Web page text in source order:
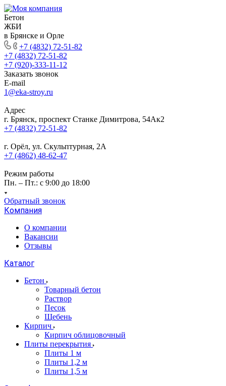
Бетон
ЖБИ
в Брянске и Орле
+7 (4832) 72-51-82
+7 (4832) 72-51-82
+7 (920)-333-11-12
Заказать звонок
E-mail
1@eka-stroy.ru
Адрес
г. Брянск, проспект Станке Димитрова, 54Ак2
+7 (4832) 72-51-82
г. Орёл, ул. Скульптурная, 2А
+7 (4862) 48-62-47
Режим работы
Пн. – Пт.: с 9:00 до 18:00
Обратный звонок
Компания
О компании
Вакансии
Отзывы
Каталог
Бетон
Товарный бетон
Раствор
Песок
Щебень
Кирпич
Кирпич облицовочный
Плиты перекрытия
Плиты 1 м
Плиты 1,2 м
Плиты 1,5 м